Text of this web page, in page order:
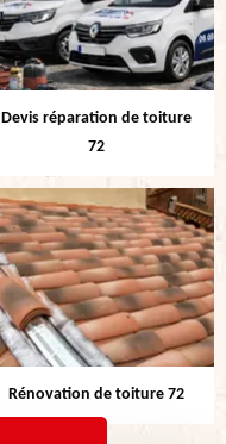
Devis réparation de toiture
72
Rénovation de toiture 72